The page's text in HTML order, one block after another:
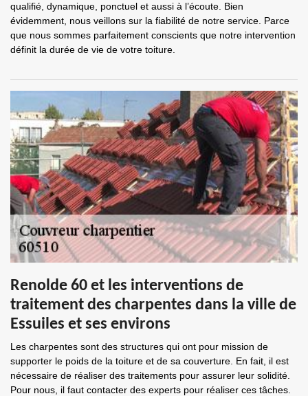
qualifié, dynamique, ponctuel et aussi à l’écoute. Bien
évidemment, nous veillons sur la fiabilité de notre service. Parce
que nous sommes parfaitement conscients que notre intervention
définit la durée de vie de votre toiture.
Renolde 60 et les interventions de
traitement des charpentes dans la ville de
Essuiles et ses environs
Les charpentes sont des structures qui ont pour mission de
supporter le poids de la toiture et de sa couverture. En fait, il est
nécessaire de réaliser des traitements pour assurer leur solidité.
Pour nous, il faut contacter des experts pour réaliser ces tâches.